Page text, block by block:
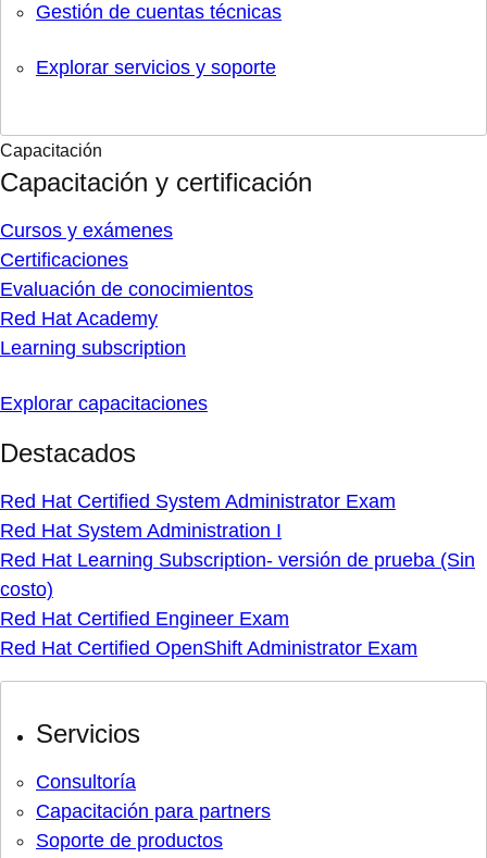
Gestión de cuentas técnicas
Explorar servicios y soporte
Capacitación
Capacitación y certificación
Cursos y exámenes
Certificaciones
Evaluación de conocimientos
Red Hat Academy
Learning subscription
Explorar capacitaciones
Destacados
Red Hat Certified System Administrator Exam
Red Hat System Administration I
Red Hat Learning Subscription- versión de prueba (Sin
costo)
Red Hat Certified Engineer Exam
Red Hat Certified OpenShift Administrator Exam
Servicios
Consultoría
Capacitación para partners
Soporte de productos